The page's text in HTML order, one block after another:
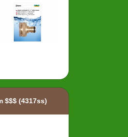
$$$ (4317ss)